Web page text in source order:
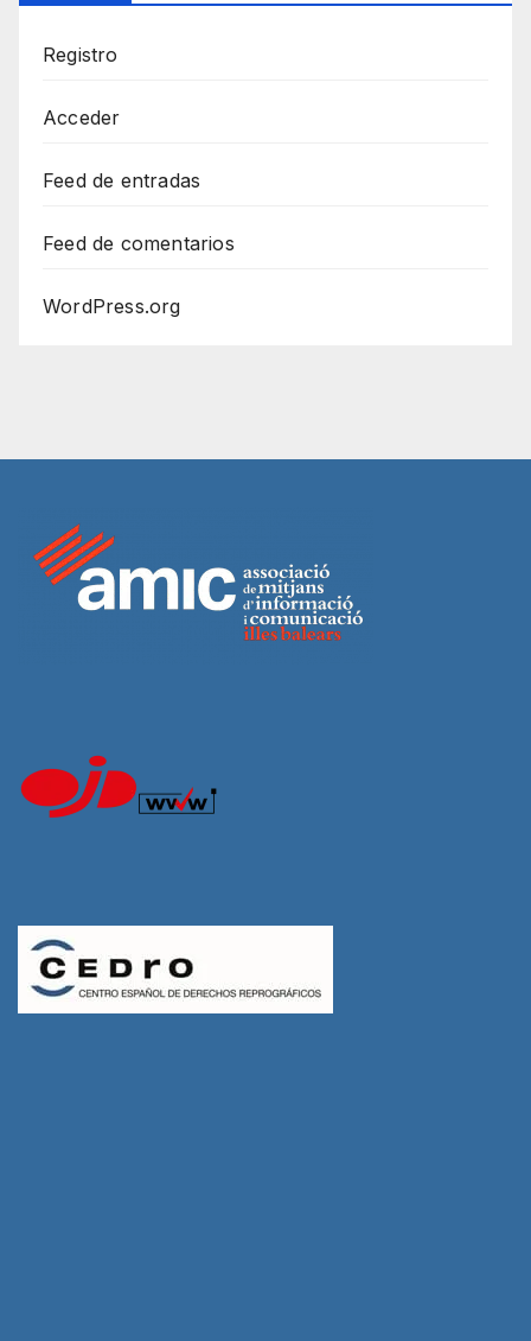
Registro
Acceder
Feed de entradas
Feed de comentarios
WordPress.org